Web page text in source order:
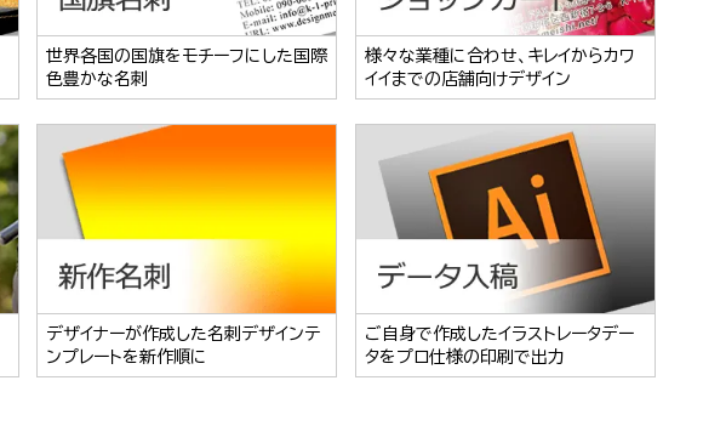
世界各国の国旗をモチーフにした国際
色豊かな名刺
様々な業種に合わせ、キレイからカワ
イイまでの店舗向けデザイン
デザイナーが作成した名刺デザインテ
ンプレートを新作順に
ご自身で作成したイラストレータデー
タをプロ仕様の印刷で出力